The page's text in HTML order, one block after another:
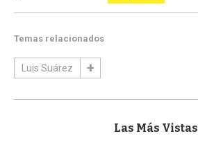
Temas relacionados
Luis Suárez
Las Más Vistas